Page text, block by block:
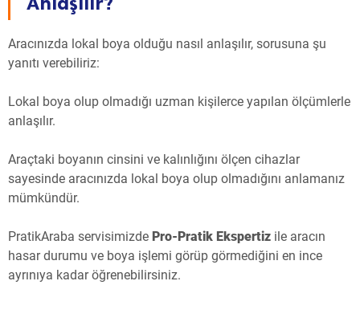
Aracınızda lokal boya olduğu nasıl anlaşılır, sorusuna şu
yanıtı verebiliriz:
Lokal boya olup olmadığı uzman kişilerce yapılan ölçümlerle
anlaşılır.
Araçtaki boyanın cinsini ve kalınlığını ölçen cihazlar
sayesinde aracınızda lokal boya olup olmadığını anlamanız
mümkündür.
PratikAraba servisimizde Pro-Pratik Ekspertiz ile aracın
hasar durumu ve boya işlemi görüp görmediğini en ince
ayrınıya kadar öğrenebilirsiniz.